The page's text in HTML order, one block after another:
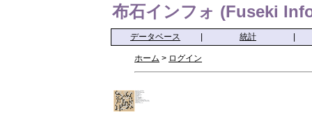
布石インフォ (Fuseki
データベース 統計
ホーム > ログイン